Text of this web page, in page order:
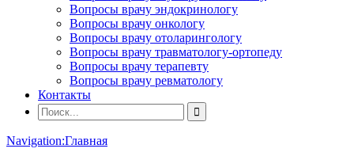
Вопросы врачу эндокринологу
Вопросы врачу онкологу
Вопросы врачу отоларингологу
Вопросы врачу травматологу-ортопеду
Вопросы врачу терапевту
Вопросы врачу ревматологу
Контакты
Navigation:Главная